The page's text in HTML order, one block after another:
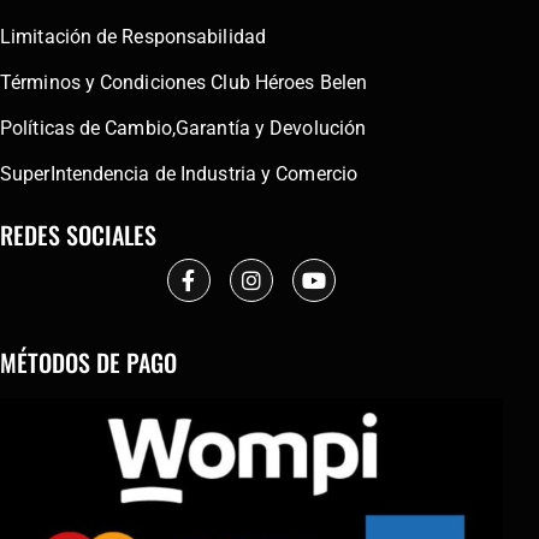
Limitación de Responsabilidad
Términos y Condiciones Club Héroes Belen
Políticas de Cambio,Garantía y Devolución
SuperIntendencia de Industria y Comercio
REDES SOCIALES
MÉTODOS DE PAGO